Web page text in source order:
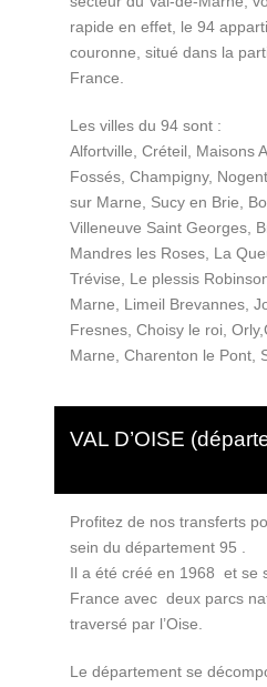
rapide en effet, le 94
couronne, situé dans la
France.
Les villes du 94 sont :
Alfortville, Créteil, Maisons
Fossés, Champigny,
sur Marne, Sucy en Brie,
Villeneuve Saint Georges,
Mandres les Roses, La
Trévise, Le plessis
Marne, Limeil Brevannes,
Fresnes, Choisy le roi,
Marne, Charenton le Pont,
VAL D’OISE
Profitez de nos transferts
sein du département 95 .
Il a été créé en 1968 et se
France avec deux parcs
traversé par l’Oise.
Le département se